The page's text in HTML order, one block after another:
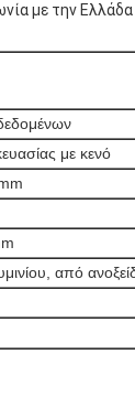
με την Ελλάδα
με κενό
από